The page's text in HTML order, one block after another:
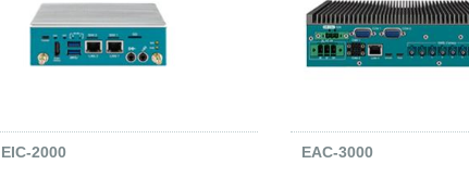
EIC-2000 EAC-3000